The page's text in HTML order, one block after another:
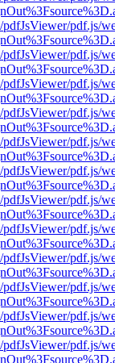
pdf.js/
pdf.js/
pdf.js/
pdf.js/
pdf.js/
pdf.js/
pdf.js/
pdf.js/
pdf.js/
pdf.js/
pdf.js/
pdf.js/